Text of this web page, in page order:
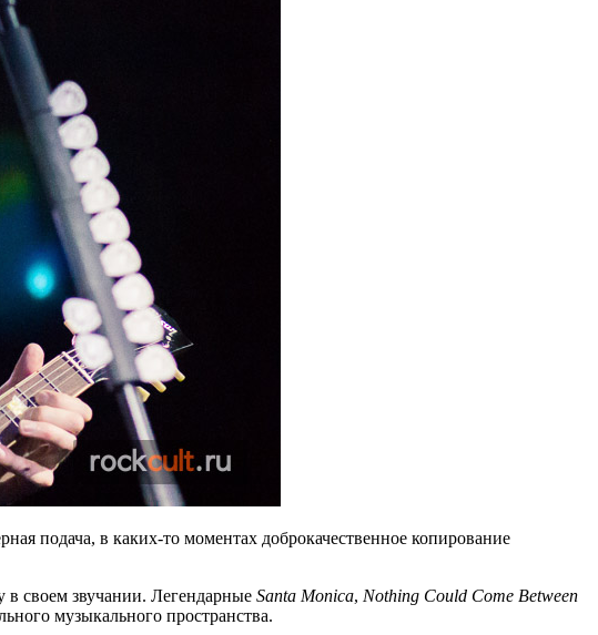
подача, в каких-то моментах доброкачественное копирование
своем звучании. Легендарные Santa Monica, Nothing Could Come Between
музыкального пространства.